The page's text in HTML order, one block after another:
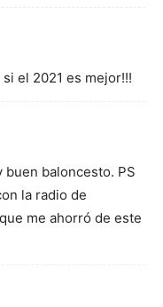
el 2021 es mejor!!!
buen baloncesto. PS
la radio de
me ahorró de este